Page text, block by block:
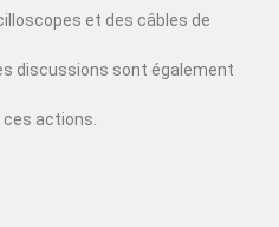
et des câbles de
discussions sont également
actions.